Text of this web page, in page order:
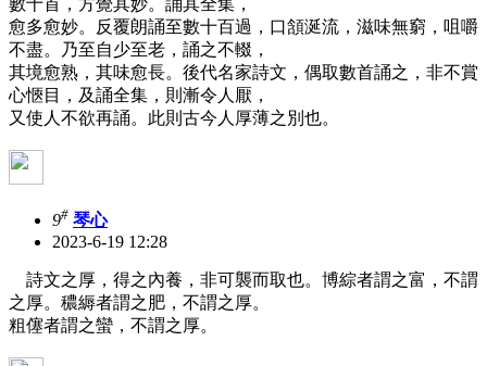
數十首，方覺其妙。誦其全集，
愈多愈妙。反覆朗誦至數十百過，口頷涎流，滋味無窮，咀嚼
不盡。乃至自少至老，誦之不輟，
其境愈熟，其味愈長。後代名家詩文，偶取數首誦之，非不賞
心愜目，及誦全集，則漸令人厭，
又使人不欲再誦。此則古今人厚薄之別也。
9# 琴心
2023-6-19 12:28
詩文之厚，得之內養，非可襲而取也。博綜者謂之富，不謂
之厚。穠縟者謂之肥，不謂之厚。
粗僿者謂之蠻，不謂之厚。